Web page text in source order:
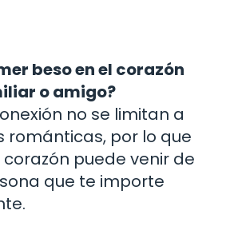
beso en el corazón
o amigo?
no se limitan a
románticas, por lo que
puede venir de
que te importe